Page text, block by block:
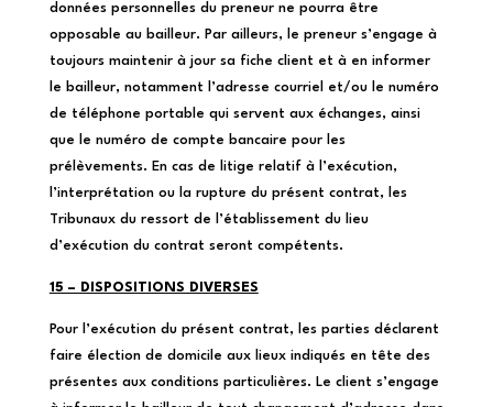
données personnelles du preneur ne pourra être
opposable au bailleur. Par ailleurs, le preneur s’engage à
toujours maintenir à jour sa fiche client et à en informer
le bailleur, notamment l’adresse courriel et/ou le numéro
de téléphone portable qui servent aux échanges, ainsi
que le numéro de compte bancaire pour les
prélèvements. En cas de litige relatif à l’exécution,
l’interprétation ou la rupture du présent contrat, les
Tribunaux du ressort de l’établissement du lieu
d’exécution du contrat seront compétents.
15 – DISPOSITIONS DIVERSES
Pour l’exécution du présent contrat, les parties déclarent
faire élection de domicile aux lieux indiqués en tête des
présentes aux conditions particulières. Le client s’engage